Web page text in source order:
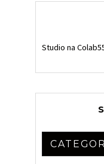
Studio na